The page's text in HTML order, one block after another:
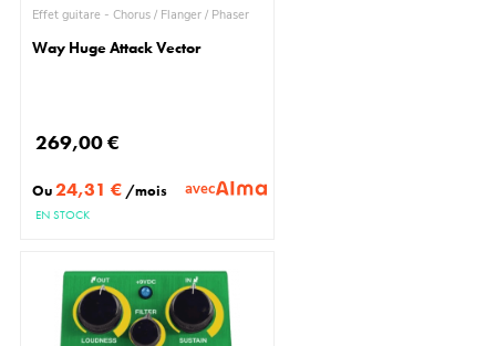
Effet guitare - Chorus / Flanger / Phaser
Way Huge Attack Vector
269,00 €
Ou24,31 € /mois avec
EN STOCK